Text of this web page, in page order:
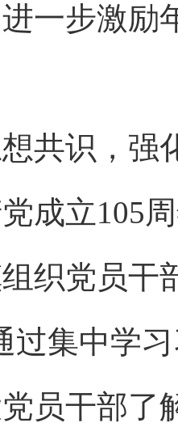
一步激励
识，强化
成立105
织党员干
过集中学
员干部了